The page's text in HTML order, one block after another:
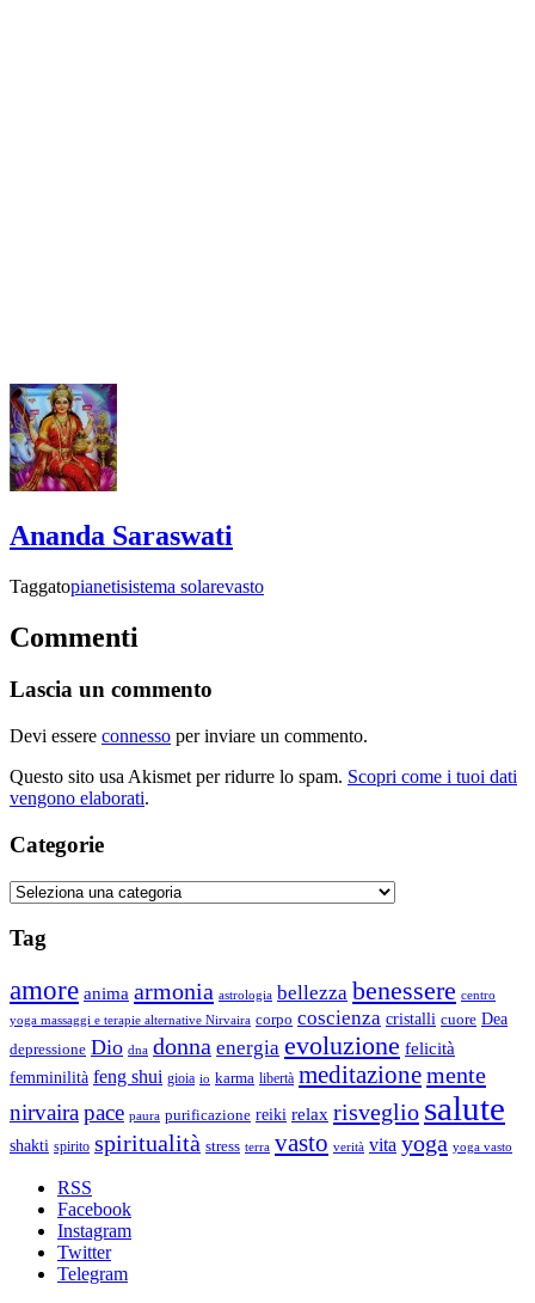
Ananda Saraswati
Taggatopianetisistema solarevasto
Commenti
Lascia un commento
Devi essere connesso per inviare un commento.
Questo sito usa Akismet per ridurre lo spam. Scopri come i tuoi dati
vengono elaborati.
Categorie
Categorie
Tag
amore anima armonia astrologia bellezza benessere centro
yoga massaggi e terapie alternative Nirvaira corpo coscienza cristalli cuore Dea
depressione Dio dna donna energia evoluzione felicità
femminilità feng shui gioia io karma libertà meditazionemente
nirvairapace paura purificazione reiki relax risveglio salute
shakti spirito spiritualità stress terra vasto verità vita yoga yoga vasto
RSS
Facebook
Instagram
Twitter
Telegram